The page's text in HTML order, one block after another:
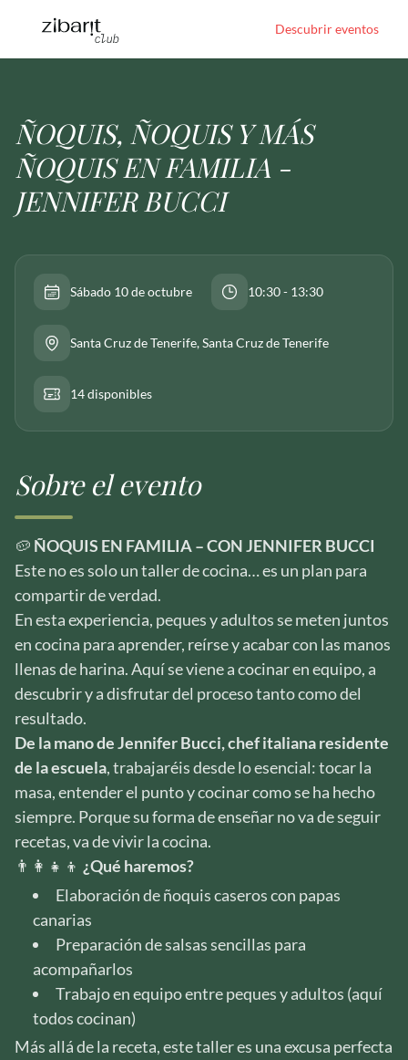
Descubrir eventos
ÑOQUIS, ÑOQUIS Y MÁS
ÑOQUIS EN FAMILIA -
JENNIFER BUCCI
Sábado 10 de octubre 10:30 - 13:30
Santa Cruz de Tenerife, Santa Cruz de Tenerife
14 disponibles
Sobre el evento
🥔 ÑOQUIS EN FAMILIA – CON JENNIFER BUCCI
Este no es solo un taller de cocina… es un plan para
compartir de verdad.
En esta experiencia, peques y adultos se meten juntos
en cocina para aprender, reírse y acabar con las manos
llenas de harina. Aquí se viene a cocinar en equipo, a
descubrir y a disfrutar del proceso tanto como del
resultado.
De la mano de Jennifer Bucci, chef italiana residente
de la escuela, trabajaréis desde lo esencial: tocar la
masa, entender el punto y cocinar como se ha hecho
siempre. Porque su forma de enseñar no va de seguir
recetas, va de vivir la cocina.
👨‍👩‍👧‍👦 ¿Qué haremos?
Elaboración de ñoquis caseros con papas
canarias
Preparación de salsas sencillas para
acompañarlos
Trabajo en equipo entre peques y adultos (aquí
todos cocinan)
Más allá de la receta, este taller es una excusa perfecta